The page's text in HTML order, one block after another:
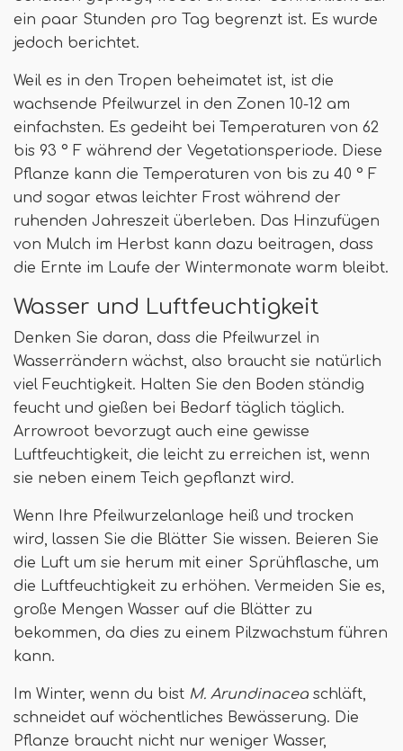
ein paar Stunden pro Tag begrenzt ist. Es wurde
jedoch berichtet.
Weil es in den Tropen beheimatet ist, ist die
wachsende Pfeilwurzel in den Zonen 10-12 am
einfachsten. Es gedeiht bei Temperaturen von 62
bis 93 ° F während der Vegetationsperiode. Diese
Pflanze kann die Temperaturen von bis zu 40 ° F
und sogar etwas leichter Frost während der
ruhenden Jahreszeit überleben. Das Hinzufügen
von Mulch im Herbst kann dazu beitragen, dass
die Ernte im Laufe der Wintermonate warm bleibt.
Wasser und Luftfeuchtigkeit
Denken Sie daran, dass die Pfeilwurzel in
Wasserrändern wächst, also braucht sie natürlich
viel Feuchtigkeit. Halten Sie den Boden ständig
feucht und gießen bei Bedarf täglich täglich.
Arrowroot bevorzugt auch eine gewisse
Luftfeuchtigkeit, die leicht zu erreichen ist, wenn
sie neben einem Teich gepflanzt wird.
Wenn Ihre Pfeilwurzelanlage heiß und trocken
wird, lassen Sie die Blätter Sie wissen. Beieren Sie
die Luft um sie herum mit einer Sprühflasche, um
die Luftfeuchtigkeit zu erhöhen. Vermeiden Sie es,
große Mengen Wasser auf die Blätter zu
bekommen, da dies zu einem Pilzwachstum führen
kann.
Im Winter, wenn du bist M. Arundinacea schläft,
schneidet auf wöchentliches Bewässerung. Die
Pflanze braucht nicht nur weniger Wasser,